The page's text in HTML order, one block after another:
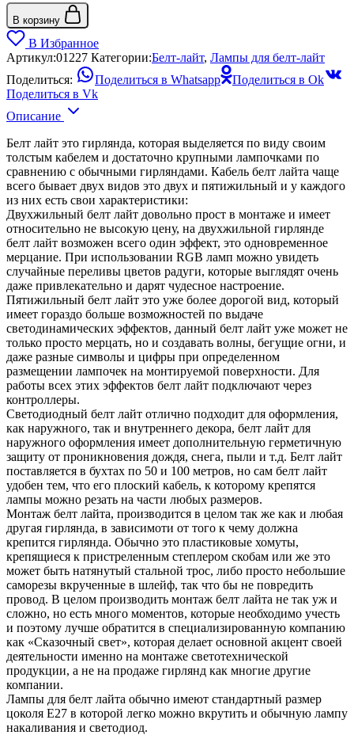
В корзину
В Избранное
Артикул:01227 Категории:Белт-лайт, Лампы для белт-лайт
Поделиться:
Поделиться в Whatsapp
Поделиться в Ok
Поделиться в Vk
Описание
Белт лайт это гирлянда, которая выделяется по виду своим
толстым кабелем и достаточно крупными лампочками по
сравнению с обычными гирляндами. Кабель белт лайта чаще
всего бывает двух видов это двух и пятижильный и у каждого
из них есть свои характеристики:
Двухжильный белт лайт довольно прост в монтаже и имеет
относительно не высокую цену, на двухжильной гирлянде
белт лайт возможен всего один эффект, это одновременное
мерцание. При использовании RGB ламп можно увидеть
случайные переливы цветов радуги, которые выглядят очень
даже привлекательно и дарят чудесное настроение.
Пятижильный белт лайт это уже более дорогой вид, который
имеет гораздо больше возможностей по выдаче
светодинамических эффектов, данный белт лайт уже может не
только просто мерцать, но и создавать волны, бегущие огни, и
даже разные символы и цифры при определенном
размещении лампочек на монтируемой поверхности. Для
работы всех этих эффектов белт лайт подключают через
контроллеры.
Светодиодный белт лайт отлично подходит для оформления,
как наружного, так и внутреннего декора, белт лайт для
наружного оформления имеет дополнительную герметичную
защиту от проникновения дождя, снега, пыли и т.д. Белт лайт
поставляется в бухтах по 50 и 100 метров, но сам белт лайт
удобен тем, что его плоский кабель, к которому крепятся
лампы можно резать на части любых размеров.
Монтаж белт лайта, производится в целом так же как и любая
другая гирлянда, в зависимоти от того к чему должна
крепится гирлянда. Обычно это пластиковые хомуты,
крепящиеся к пристреленным степлером скобам или же это
может быть натянутый стальной трос, либо просто небольшие
саморезы вкрученные в шлейф, так что бы не повредить
провод. В целом производить монтаж белт лайта не так уж и
сложно, но есть много моментов, которые необходимо учесть
и поэтому лучше обратится в специализированную компанию
как «Сказочный свет», которая делает основной акцент своей
деятельности именно на монтаже светотехнической
продукции, а не на продаже гирлянд как многие другие
компании.
Лампы для белт лайта обычно имеют стандартный размер
цоколя Е27 в которой легко можно вкрутить и обычную лампу
накаливания и светодиод.